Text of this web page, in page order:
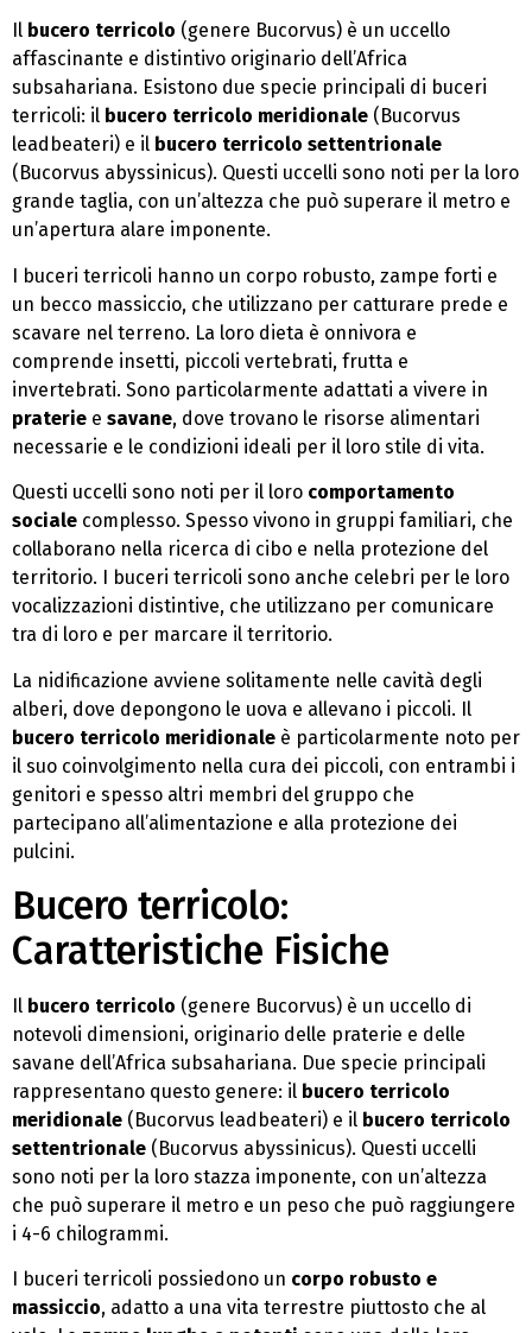
Il bucero terricolo (genere Bucorvus) è un uccello
affascinante e distintivo originario dell’Africa
subsahariana. Esistono due specie principali di buceri
terricoli: il bucero terricolo meridionale (Bucorvus
leadbeateri) e il bucero terricolo settentrionale
(Bucorvus abyssinicus). Questi uccelli sono noti per la loro
grande taglia, con un’altezza che può superare il metro e
un’apertura alare imponente.
I buceri terricoli hanno un corpo robusto, zampe forti e
un becco massiccio, che utilizzano per catturare prede e
scavare nel terreno. La loro dieta è onnivora e
comprende insetti, piccoli vertebrati, frutta e
invertebrati. Sono particolarmente adattati a vivere in
praterie e savane, dove trovano le risorse alimentari
necessarie e le condizioni ideali per il loro stile di vita.
Questi uccelli sono noti per il loro comportamento
sociale complesso. Spesso vivono in gruppi familiari, che
collaborano nella ricerca di cibo e nella protezione del
territorio. I buceri terricoli sono anche celebri per le loro
vocalizzazioni distintive, che utilizzano per comunicare
tra di loro e per marcare il territorio.
La nidificazione avviene solitamente nelle cavità degli
alberi, dove depongono le uova e allevano i piccoli. Il
bucero terricolo meridionale è particolarmente noto per
il suo coinvolgimento nella cura dei piccoli, con entrambi i
genitori e spesso altri membri del gruppo che
partecipano all’alimentazione e alla protezione dei
pulcini.
Bucero terricolo:
Caratteristiche Fisiche
Il bucero terricolo (genere Bucorvus) è un uccello di
notevoli dimensioni, originario delle praterie e delle
savane dell’Africa subsahariana. Due specie principali
rappresentano questo genere: il bucero terricolo
meridionale (Bucorvus leadbeateri) e il bucero terricolo
settentrionale (Bucorvus abyssinicus). Questi uccelli
sono noti per la loro stazza imponente, con un’altezza
che può superare il metro e un peso che può raggiungere
i 4-6 chilogrammi.
I buceri terricoli possiedono un corpo robusto e
massiccio, adatto a una vita terrestre piuttosto che al